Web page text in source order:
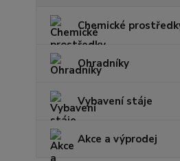
Chemické
Ohradníky
Vybavení stáje
Akce a výprodej